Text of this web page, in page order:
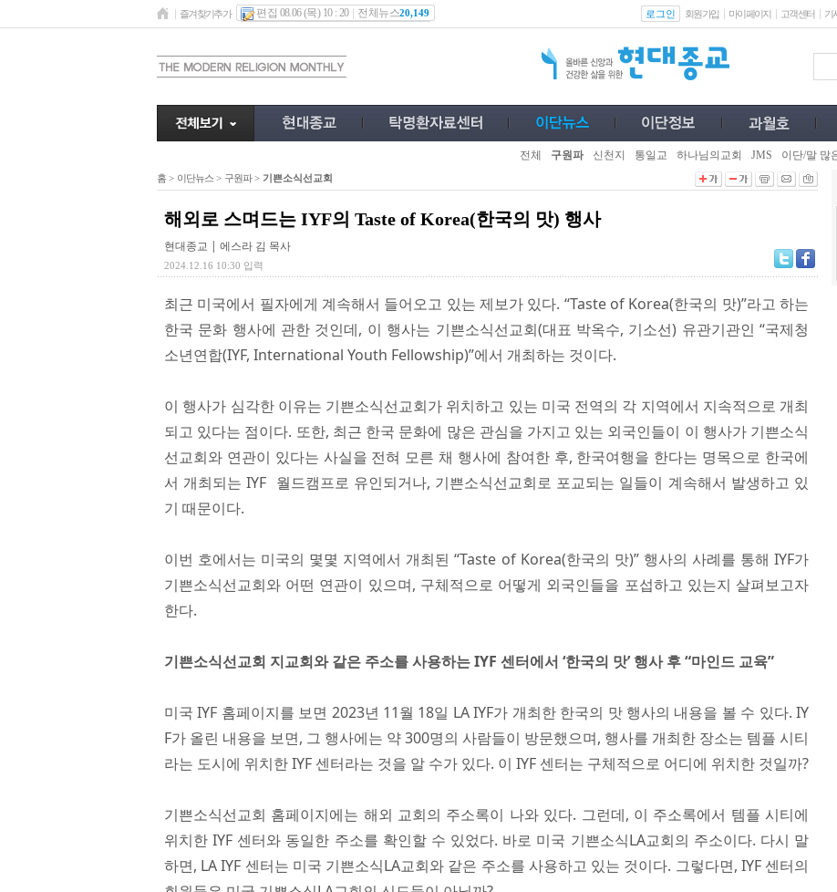
즐겨찾기추가 편집 08.06 (목) 10 : 20 전체뉴스20,149 로그인 회원가입 마이페이지 고객센터 기
전체 구원파 신천지 통일교 하나님의교회 JMS 이단/말 많
홈 > 이단뉴스 > 구원파> 기쁜소식선교회
해외로 스며드는 IYF의 Taste of Korea(한국의 맛) 행사
현대종교 | 에스라 김 목사
2024.12.16 10:30 입력
최근 미국에서 필자에게 계속해서 들어오고 있는 제보가 있다. “Taste of Korea(한국의 맛)”라고 하는
한국 문화 행사에 관한 것인데, 이 행사는 기쁜소식선교회(대표 박옥수, 기소선) 유관기관인 “국제청
소년연합(IYF, International Youth Fellowship)”에서 개최하는 것이다.
이 행사가 심각한 이유는 기쁜소식선교회가 위치하고 있는 미국 전역의 각 지역에서 지속적으로 개최
되고 있다는 점이다. 또한, 최근 한국 문화에 많은 관심을 가지고 있는 외국인들이 이 행사가 기쁜소식
선교회와 연관이 있다는 사실을 전혀 모른 채 행사에 참여한 후, 한국여행을 한다는 명목으로 한국에
서 개최되는 IYF 월드캠프로 유인되거나, 기쁜소식선교회로 포교되는 일들이 계속해서 발생하고 있
기 때문이다.
이번 호에서는 미국의 몇몇 지역에서 개최된 “Taste of Korea(한국의 맛)” 행사의 사례를 통해 IYF가
기쁜소식선교회와 어떤 연관이 있으며, 구체적으로 어떻게 외국인들을 포섭하고 있는지 살펴보고자
한다.
기쁜소식선교회 지교회와 같은 주소를 사용하는 IYF 센터에서 ‘한국의 맛’ 행사 후 “마인드 교육”
미국 IYF 홈페이지를 보면 2023년 11월 18일 LA IYF가 개최한 한국의 맛 행사의 내용을 볼 수 있다. IY
F가 올린 내용을 보면, 그 행사에는 약 300명의 사람들이 방문했으며, 행사를 개최한 장소는 템플 시티
라는 도시에 위치한 IYF 센터라는 것을 알 수가 있다. 이 IYF 센터는 구체적으로 어디에 위치한 것일까?
기쁜소식선교회 홈페이지에는 해외 교회의 주소록이 나와 있다. 그런데, 이 주소록에서 템플 시티에
위치한 IYF 센터와 동일한 주소를 확인할 수 있었다. 바로 미국 기쁜소식LA교회의 주소이다. 다시 말
하면, LA IYF 센터는 미국 기쁜소식LA교회와 같은 주소를 사용하고 있는 것이다. 그렇다면, IYF 센터의